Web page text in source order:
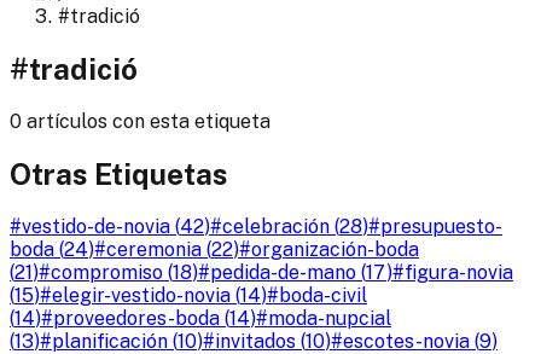
#tradició
#tradició
0 artículos con esta etiqueta
Otras Etiquetas
#vestido-de-novia (42)#celebración (28)#presupuesto-
boda (24)#ceremonia (22)#organización-boda
(21)#compromiso (18)#pedida-de-mano (17)#figura-novia
(15)#elegir-vestido-novia (14)#boda-civil
(14)#proveedores-boda (14)#moda-nupcial
(13)#planificación (10)#invitados (10)#escotes-novia (9)